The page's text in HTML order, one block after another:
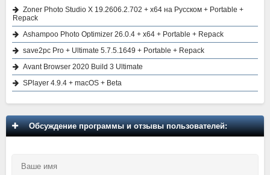
Zoner Photo Studio X 19.2606.2.702 + x64 на Русском + Portable +
Repack
Ashampoo Photo Optimizer 26.0.4 + x64 + Portable + Repack
save2pc Pro + Ultimate 5.7.5.1649 + Portable + Repack
Avant Browser 2020 Build 3 Ultimate
SPlayer 4.9.4 + macOS + Beta
Обсуждение программы и отзывы пользователей: